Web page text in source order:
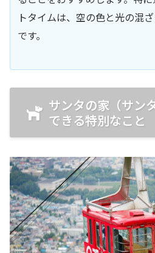
トタイムは、空の色と光の混
です。
サンタの家（サン
できる特別なこと